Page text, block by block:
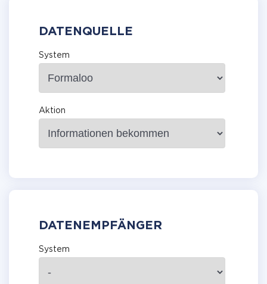
DATENQUELLE
System
Aktion
DATENEMPFÄNGER
System